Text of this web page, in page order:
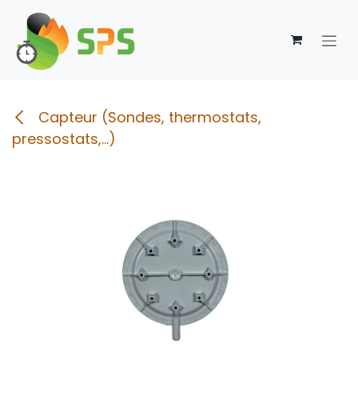
Se rendre au contenu
Capteur (Sondes, thermostats,
pressostats,...)